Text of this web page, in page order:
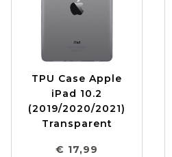
TPU Case Apple
iPad 10.2
(2019/2020/2021)
Transparent
€ 17,99